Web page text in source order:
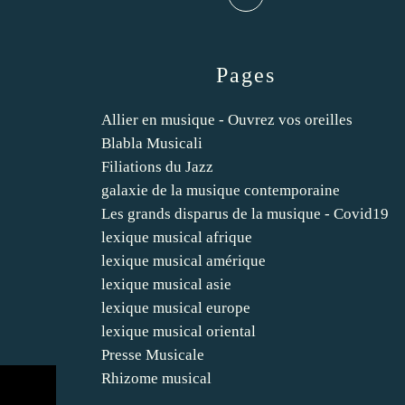
Pages
Allier en musique - Ouvrez vos oreilles
Blabla Musicali
Filiations du Jazz
galaxie de la musique contemporaine
Les grands disparus de la musique - Covid19
lexique musical afrique
lexique musical amérique
lexique musical asie
lexique musical europe
lexique musical oriental
Presse Musicale
Rhizome musical